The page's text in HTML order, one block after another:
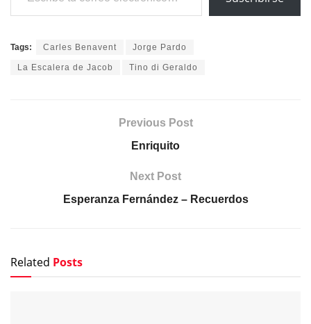
Tags: Carles Benavent Jorge Pardo
La Escalera de Jacob Tino di Geraldo
Previous Post
Enriquito
Next Post
Esperanza Fernández – Recuerdos
Related Posts